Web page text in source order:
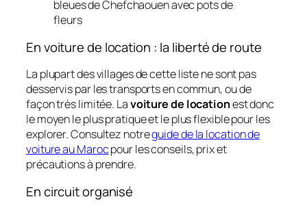
bleues de Chefchaouen avec pots de
fleurs
En voiture de location : la liberté de route
La plupart des villages de cette liste ne sont pas
desservis par les transports en commun, ou de
façon très limitée. Lavoiture de locationest donc
le moyen le plus pratique et le plus flexible pour les
explorer. Consultez notreguide de la location de
voiture au Marocpour les conseils, prix et
précautions à prendre.
En circuit organisé